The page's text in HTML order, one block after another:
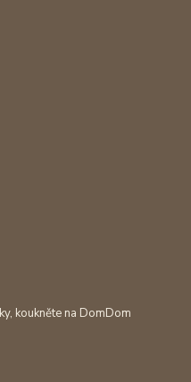
koukněte na DomDom